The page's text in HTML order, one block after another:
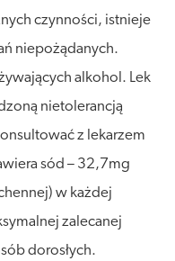
czynności, istnieje
niepożądanych.
alkohol. Lek
nietolerancją
z lekarzem
sód – 32,7mg
w każdej
zalecanej
dorosłych.